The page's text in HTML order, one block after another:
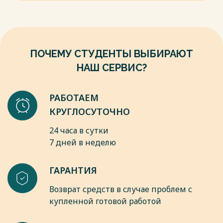
для микробиологических процессов [2, 5]. Проведенный
в России реализован менее чем на 15%, что
свидетельствует о значительных перспективах развития
production from agricultural waste // Renewable Energy. – 2024.
ПОЧЕМУ СТУДЕНТЫ ВЫБИРАЮТ
НАШ СЕРВИС?
РАБОТАЕМ
КРУГЛОСУТОЧНО
24 часа в сутки
7 дней в неделю
ГАРАНТИЯ
Возврат средств в случае проблем с
купленной готовой работой